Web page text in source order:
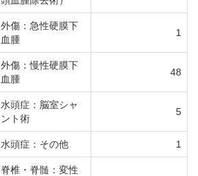
外傷：急性硬膜下
血腫
1
外傷：慢性硬膜下
血腫
48
水頭症：脳室シャ
ント術
5
水頭症：その他 1
脊椎・脊髄：変性